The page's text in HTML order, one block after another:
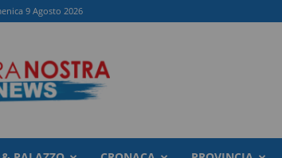
9 Agosto 2026